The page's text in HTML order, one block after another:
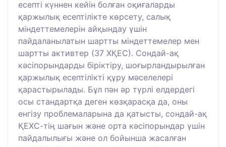
есепті күннен кейін болған оқиғаларды
қаржылық есептілікте көрсету, салық
міндеттемелерін айқындау үшін
пайдаланылатын шартты міндеттемелер мен
шартты активтер (37 ХҚЕС). Сондай-ақ
кәсіпорындарды біріктіру, шоғырландырылған
қаржылық есептілікті құру мәселелері
қарастырылады. Бұл пән әр түрлі елдердегі
осы стандартқа деген көзқарасқа да, оны
енгізу проблемаларына да қатысты, сондай-ақ
ҚЕХС-тің шағын және орта кәсіпорындар үшін
пайдалылығы және ол бойынша жасалған